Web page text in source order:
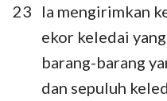
23
Ia mengirimkan
ekor keledai
barang-barang
dan sepuluh